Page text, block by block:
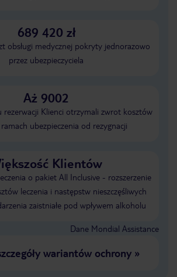
689 420 zł
obsługi medycznej pokryty jednorazowo
przez ubezpieczyciela
Aż 9002
Klienci otrzymali zwrot kosztów
ubezpieczenia od rezygnacji
Klientów
o pakiet All Inclusive - rozszerzenie
leczenia i następstw nieszczęśliwych
zaistniałe pod wpływem alkoholu
Dane Mondial Assistance
wariantów ochrony»